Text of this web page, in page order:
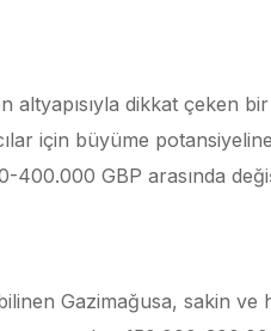
altyapısıyla dikkat çeken
için büyüme
400.000 GBP arasında
Gazimağusa, sakin